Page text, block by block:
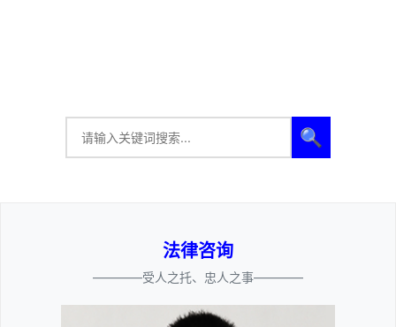
🔍
法律咨询
————受人之托、忠人之事————